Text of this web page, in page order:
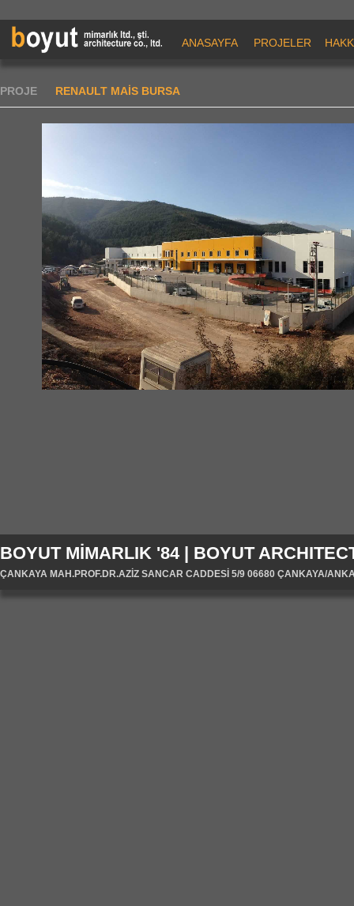
ANASAYFA PROJELER
PROJE RENAULT MAİS BURSA
BOYUT MİMARLIK '84 | BOYUT
ÇANKAYA MAH.PROF.DR.AZİZ SANCAR CADDESİ 5/9 06680 ÇANKAYA/